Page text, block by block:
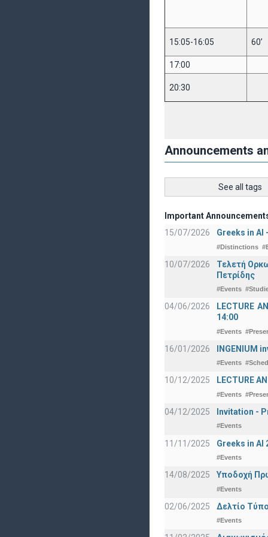
15:05-16:05 60’
17:00
20:30
Announcements
See all tags
Important
15/07/2026
Greeks in AI
#Distinctions
10/07/2026
Τελετή
Πετρίδης
#Events
04/06/2026
LECTURE
14:00
#Events
16/01/2026 INGENIUM
#Events
10/12/2025 LECTURE
#Events
04/12/2025 Invitation -
#Events
11/11/2025 Greeks in AI
#Events
14/08/2025 Υποδοχή
#Events
02/06/2025 Δελτίο
#Events